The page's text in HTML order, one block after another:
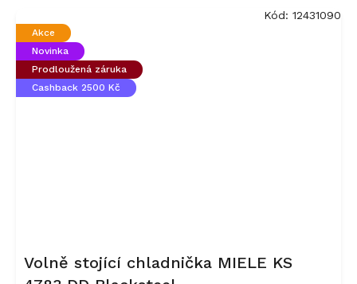
Akce
Novinka
Prodloužená záruka
Cashback 2500 Kč
Volně stojící chladnička MIELE KS
Kód: 12431090